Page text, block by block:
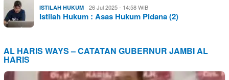
ISTILAH HUKUM 26 Jul 2025 - 14:58 WIB
Istilah Hukum : Asas Hukum Pidana (2)
AL HARIS WAYS – CATATAN GUBERNUR JAMBI AL
HARIS